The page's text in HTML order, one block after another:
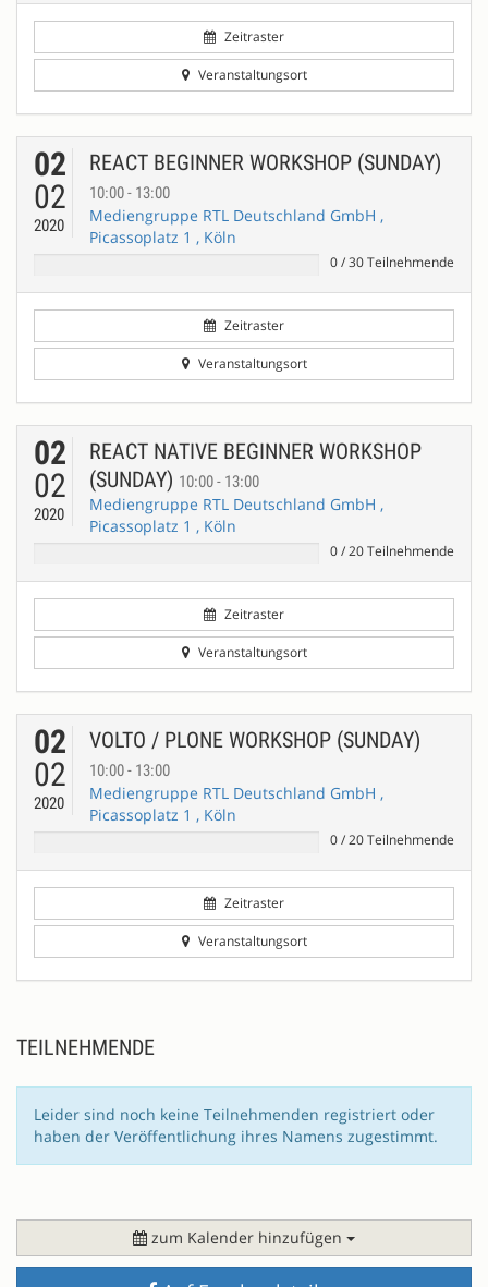
Zeitraster
Veranstaltungsort
02
02
2020
REACT BEGINNER WORKSHOP (SUNDAY)
10:00 - 13:00
Mediengruppe RTL Deutschland GmbH ,
Picassoplatz 1 , Köln
0/30Teilnehmende
Zeitraster
Veranstaltungsort
02
02
2020
REACT NATIVE BEGINNER WORKSHOP
(SUNDAY) 10:00 - 13:00
Mediengruppe RTL Deutschland GmbH ,
Picassoplatz 1 , Köln
0/20Teilnehmende
Zeitraster
Veranstaltungsort
02
02
2020
VOLTO / PLONE WORKSHOP (SUNDAY)
10:00 - 13:00
Mediengruppe RTL Deutschland GmbH ,
Picassoplatz 1 , Köln
0/20Teilnehmende
Zeitraster
Veranstaltungsort
TEILNEHMENDE
Leider sind noch keine Teilnehmenden registriert oder
haben der Veröffentlichung ihres Namens zugestimmt.
zum Kalender hinzufügen